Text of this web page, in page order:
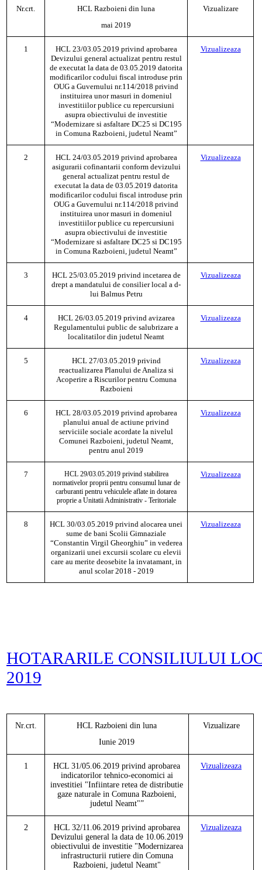
Nr.crt. HCL Razboieni din luna
mai 201 9
Vizualizare
1 HCL 23/03.05.2019 privind aprobarea
Devizului general actualizat pentru restul
de executat la data de 03.05.2019 datorita
modificarilor codului fiscal introduse prin
OUG a Guvernului nr.114/2018 privind
instituirea unor masuri in domeniul
investitiilor publice cu repercursiuni
asupra obiectivului de investitie
“Modernizare si asfaltare DC25 si DC195
in Comuna Razboieni, judetul Neamt”
Vizualizeaza
2 HCL 24/03.05.2019 privind aprobarea
asigurarii cofinantarii conform devizului
general actualizat pentru restul de
executat la data de 03.05.2019 datorita
modificarilor codului fiscal introduse prin
OUG a Guvernului nr.114/2018 privind
instituirea unor masuri in domeniul
investitiilor publice cu repercursiuni
asupra obiectivului de investitie
“Modernizare si asfaltare DC25 si DC195
in Comuna Razboieni, judetul Neamt”
Vizualizeaza
3 HCL 25/03.05.2019 privind incetarea de
drept a mandatului de consilier local a d-
lui Balmus Petru
Vizualizeaza
4 HCL 26/03.05.2019 privind avizarea
Regulamentului public de salubrizare a
localitatilor din judetul Neamt
Vizualizeaza
5 HCL 27/03.05.2019 privind
reactualizarea Planului de Analiza si
Acoperire a Riscurilor pentru Comuna
Razboieni
Vizualizeaza
6 HCL 28/03.05.2019 privind aprobarea
planului anual de actiune privind
serviciile sociale acordate la nivelul
Comunei Razboieni, judetul Neamt,
pentru anul 2019
Vizualizeaza
7
HCL 29/03.05.2019 privind stabilirea
normativelor proprii pentru consumul lunar de
carburanti pentru vehiculele aflate in dotarea
proprie a Unitatii Administrativ - Teritoriale
Vizualizeaza
8 HCL 30/03.05.2019 privind alocarea unei
sume de bani Scolii Gimnaziale
“Constantin Virgil Gheorghiu” in vederea
organizarii unei excursii scolare cu elevii
care au merite deosebite la invatamant, in
anul scolar 2018 - 2019
Vizualizeaza
HOTARARILE CONSILIULUI
2019
Nr.crt. HCL Razboieni din luna
Iunie 2019
Vizualizare
1
HCL 31/05.06.2019 privind aprobarea
indicatorilor tehnico-economici ai
investitiei "Infiintare retea de distributie
gaze naturale in Comuna Razboieni,
judetul Neamt"”
Vizualizeaza
2
HCL 32/11.06.2019 privind aprobarea
Devizului general la data de 10.06.2019
obiectivului de investitie "Modernizarea
infrastructurii rutiere din Comuna
Razboieni, judetul Neamt"
Vizualizeaza